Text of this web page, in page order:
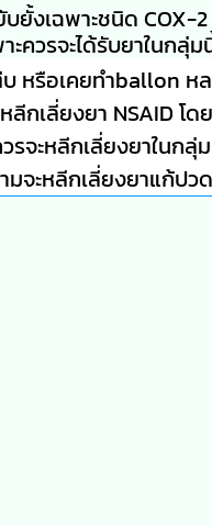
ยั้งเฉพาะชนิด COX-
ควรจะได้รับยาในกลุ่
หรือเคยทำballon
กเลี่ยงยา NSAID โ
รจะหลีกเลี่ยงยาในก
มจะหลีกเลี่ยงยาแก้ป